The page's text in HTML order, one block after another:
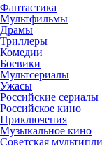
Фантастика
Мультфильмы
Драмы
Триллеры
Комедии
Боевики
Мультсериалы
Ужасы
Российские сериалы
Российское кино
Приключения
Музыкальное кино
Советская